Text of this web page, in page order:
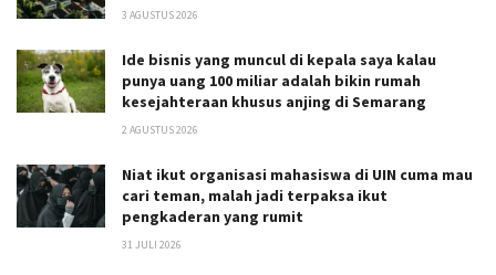
3 AGUSTUS 2026
Ide bisnis yang muncul di kepala saya kalau
punya uang 100 miliar adalah bikin rumah
kesejahteraan khusus anjing di Semarang
2 AGUSTUS 2026
Niat ikut organisasi mahasiswa di UIN cuma mau
cari teman, malah jadi terpaksa ikut
pengkaderan yang rumit
31 JULI 2026